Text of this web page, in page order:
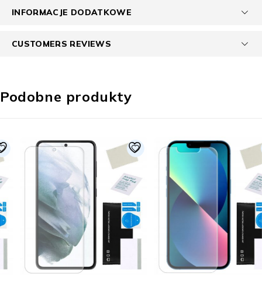
INFORMACJE DODATKOWE
CUSTOMERS REVIEWS
Podobne produkty